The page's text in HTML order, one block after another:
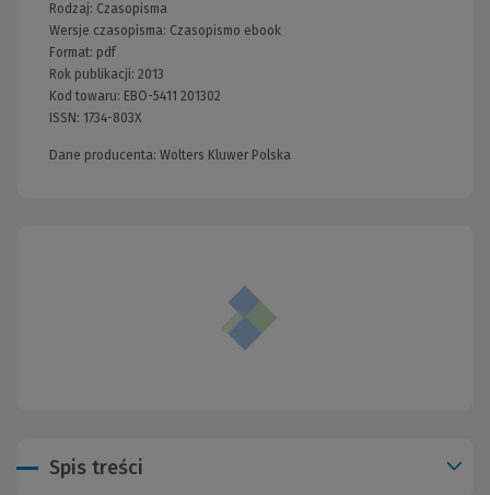
Rodzaj: Czasopisma
Wersje czasopisma: Czasopismo ebook
Format: pdf
Rok publikacji: 2013
Kod towaru: EBO-5411 201302
ISSN: 1734-803X
Dane producenta: Wolters Kluwer Polska
Spis treści